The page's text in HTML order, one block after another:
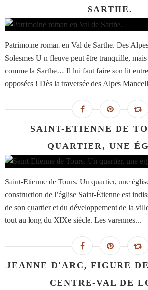
SARTHE.
Patrimoine roman en Val de Sarthe. Des
Solesmes U n fleuve peut être tranquille,
comme la Sarthe… Il lui faut faire son lit
opposées ! Dès la traversée des Alpes
SAINT-ETIENNE DE
QUARTIER, UNE
Saint-Etienne de Tours. Un quartier, une
construction de l’église Saint-Étienne est
de son quartier et du développement de la
tout au long du XIXe siècle. Les varennes...
JEANNE D'ARC, FIGURE
CENTRE-VAL DE